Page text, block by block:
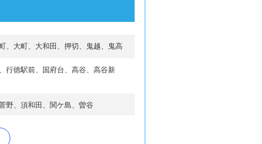
、大町、大和田、押切、鬼越、鬼高
行徳駅前、国府台、高谷、高谷新
野、須和田、関ケ島、曽谷